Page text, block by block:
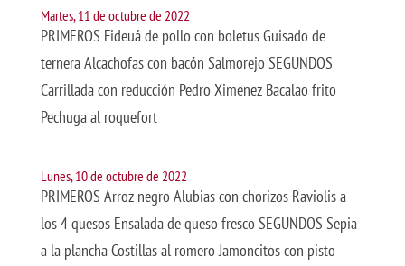
Martes, 11 de octubre de 2022
PRIMEROS Fideuá de pollo con boletus Guisado de
ternera Alcachofas con bacón Salmorejo SEGUNDOS
Carrillada con reducción Pedro Ximenez Bacalao frito
Pechuga al roquefort
Lunes, 10 de octubre de 2022
PRIMEROS Arroz negro Alubias con chorizos Raviolis a
los 4 quesos Ensalada de queso fresco SEGUNDOS Sepia
a la plancha Costillas al romero Jamoncitos con pisto